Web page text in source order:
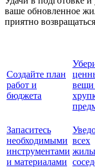
ваше обновленное
приятно
Создайте план
работ и
бюджета
вещи
Запаситесь
необходимыми
инструментами
и материалами
всех